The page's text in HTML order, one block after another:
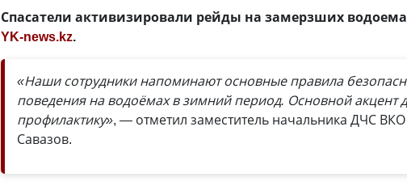
Спасатели активизировали рейды на замерзших
YK-news.kz.
«Наши сотрудники напоминают основные правила
поведения на водоёмах в зимний период. Основной акцент
профилактику», — отметил заместитель начальника ДЧС
Савазов.